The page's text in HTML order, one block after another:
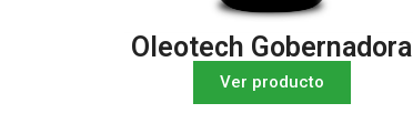
Oleotech Gobernadora
Ver producto